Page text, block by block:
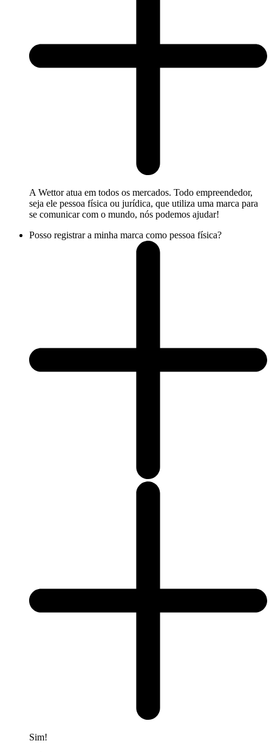
A Wettor atua em todos os mercados. Todo empreendedor,
seja ele pessoa física ou jurídica, que utiliza uma marca para
se comunicar com o mundo, nós podemos ajudar!
Posso registrar a minha marca como pessoa física?
Sim!